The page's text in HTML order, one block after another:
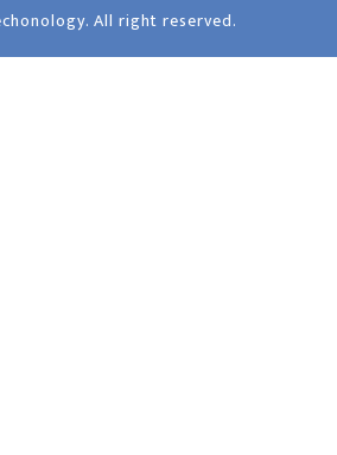
. All right reserved.